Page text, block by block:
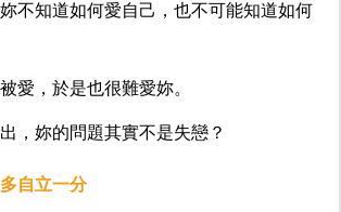
不知道如何愛自己，也不可能知道如何
愛，於是也很難愛妳。
，妳的問題其實不是失戀？
自立一分